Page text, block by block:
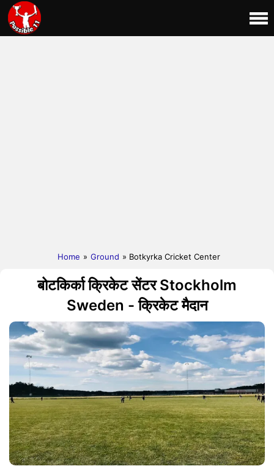
Home » Ground » Botkyrka Cricket Center
बोटकिर्का क्रिकेट सेंटर Stockholm
Sweden - क्रिकेट मैदान